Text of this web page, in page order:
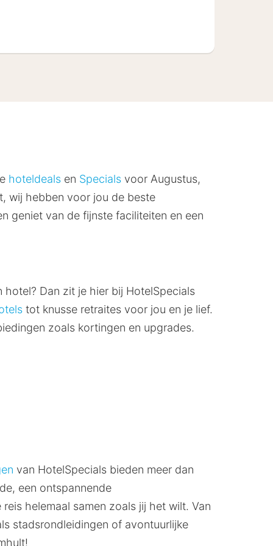
hoteldeals en Specials voor Augustus,
wij hebben voor jou de beste
geniet van de fijnste faciliteiten en een
Dan zit je hier bij HotelSpecials
tot knusse retraites voor jou en je lief.
zoals kortingen en upgrades.
van HotelSpecials bieden meer dan
een ontspannende
helemaal samen zoals jij het wilt. Van
stadsrondleidingen of avontuurlijke